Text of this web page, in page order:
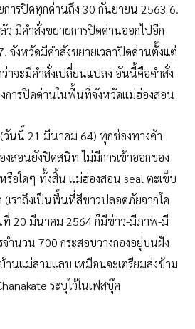
การปิดทุกด่านถึง 30 กันยายน 2563 6.
ว มีคำสั่งขยายการปิดด่านออกไปอีก
จังหวัดมีคำสั่งขยายเวลาปิดด่านตั้งแต่
าจะมีคำสั่งเปลี่ยนแปลง อันนี้คือคำสั่ง
การปิดด่านในพื้นที่จังหวัดแม่ฮ่องสอน​
วันนี้ 21 มีนาคม 64) ทุกช่องทางค้า
สอน​ยังปิดสนิท ไม่มีการเข้าออกของ
อใดๆ ทั้งสิ้น แม่ฮ่องสอน​ seal ตะเข็บ
ราถึงเป็นพื้นที่สีขาวปลอดภัยจากโค
ที่ 20 มีนาคม 2564 ก็มีข่าว-มีภาพ-มี
ำนวน 700 กระสอบวางกองอยู่บนฝั่ง
นแม่สามแลบ เหมือนจะเตรียมส่งข้าม
ระบุไว้ในเฟสบุ๊ค